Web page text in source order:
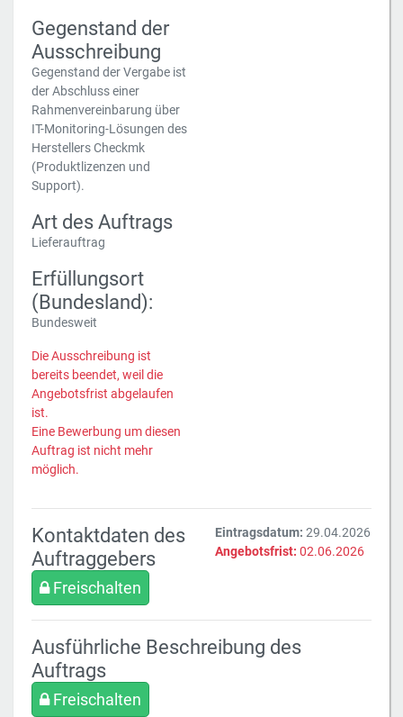
Gegenstand der
Ausschreibung
Gegenstand der Vergabe ist
der Abschluss einer
Rahmenvereinbarung über
IT-Monitoring-Lösungen des
Herstellers Checkmk
(Produktlizenzen und
Support).
Art des Auftrags
Lieferauftrag
Erfüllungsort
(Bundesland):
Bundesweit
Die Ausschreibung ist
bereits beendet, weil die
Angebotsfrist abgelaufen
ist.
Eine Bewerbung um diesen
Auftrag ist nicht mehr
möglich.
Kontaktdaten des
Auftraggebers
Freischalten
Eintragsdatum: 29.04.2026
Angebotsfrist: 02.06.2026
Ausführliche Beschreibung des
Auftrags
Freischalten